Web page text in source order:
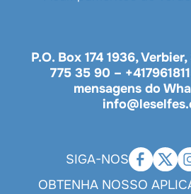
P.O. Box 174 1936,
775 35 90 –
mensagens do
SIGA-NOS
OBTENHA NOSSO